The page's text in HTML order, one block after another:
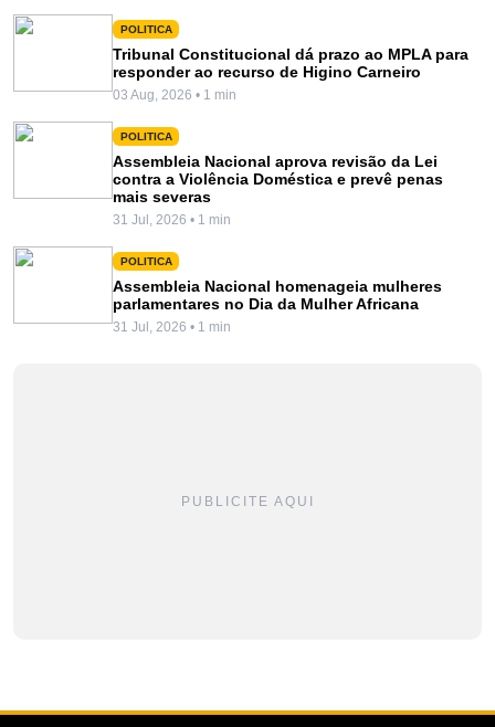
POLITICA
Tribunal Constitucional dá prazo ao MPLA para
responder ao recurso de Higino Carneiro
03 Aug, 2026 • 1 min
POLITICA
Assembleia Nacional aprova revisão da Lei
contra a Violência Doméstica e prevê penas
mais severas
31 Jul, 2026 • 1 min
POLITICA
Assembleia Nacional homenageia mulheres
parlamentares no Dia da Mulher Africana
31 Jul, 2026 • 1 min
PUBLICITE AQUI